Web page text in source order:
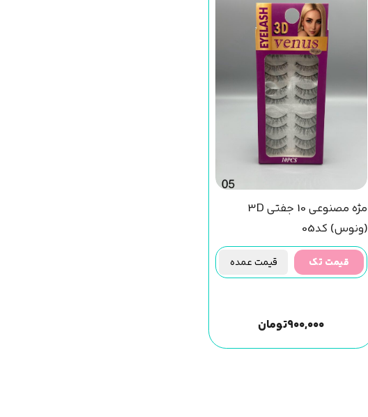
مژه مصنوعی 10 جفتی 3D
(ونوس) کد05
قیمت تک قیمت عمده
۹۰۰,۰۰۰تومان